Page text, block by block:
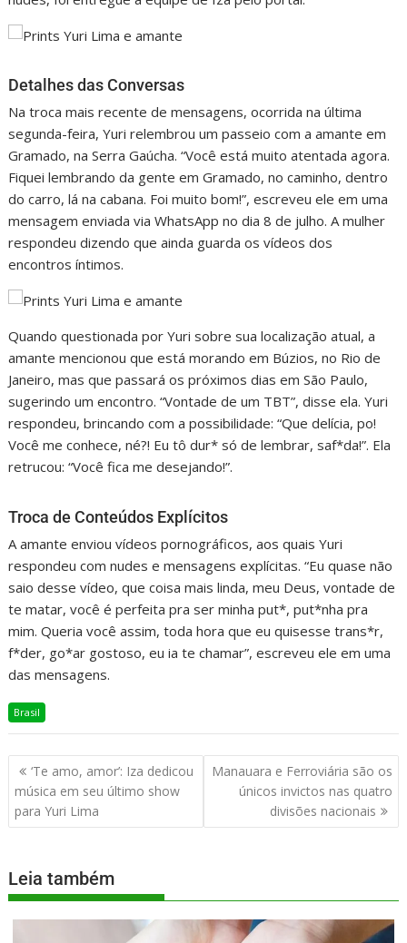
Detalhes das Conversas
Na troca mais recente de mensagens, ocorrida na última
segunda-feira, Yuri relembrou um passeio com a amante em
Gramado, na Serra Gaúcha. “Você está muito atentada agora.
Fiquei lembrando da gente em Gramado, no caminho, dentro
do carro, lá na cabana. Foi muito bom!”, escreveu ele em uma
mensagem enviada via WhatsApp no dia 8 de julho. A mulher
respondeu dizendo que ainda guarda os vídeos dos
encontros íntimos.
Quando questionada por Yuri sobre sua localização atual, a
amante mencionou que está morando em Búzios, no Rio de
Janeiro, mas que passará os próximos dias em São Paulo,
sugerindo um encontro. “Vontade de um TBT”, disse ela. Yuri
respondeu, brincando com a possibilidade: “Que delícia, po!
Você me conhece, né?! Eu tô dur* só de lembrar, saf*da!”. Ela
retrucou: “Você fica me desejando!”.
Troca de Conteúdos Explícitos
A amante enviou vídeos pornográficos, aos quais Yuri
respondeu com nudes e mensagens explícitas. “Eu quase não
saio desse vídeo, que coisa mais linda, meu Deus, vontade de
te matar, você é perfeita pra ser minha put*, put*nha pra
mim. Queria você assim, toda hora que eu quisesse trans*r,
f*der, go*ar gostoso, eu ia te chamar”, escreveu ele em uma
das mensagens.
Brasil
‘Te amo, amor’: Iza dedicou
música em seu último show
para Yuri Lima
Manauara e Ferroviária são os
únicos invictos nas quatro
divisões nacionais
Leia também